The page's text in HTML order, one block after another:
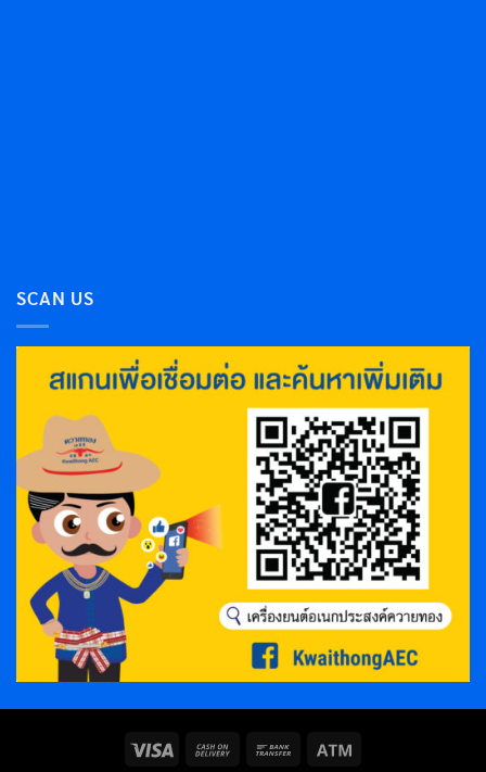
SCAN US